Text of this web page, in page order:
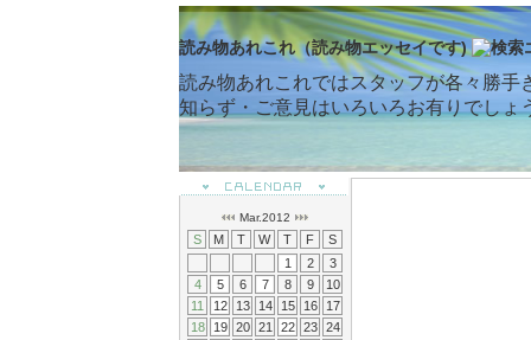
読み物あれこれ（読み物エッセイです)
読み物あれこれではスタッフが各々勝
知らず・ご意見はいろいろお有りでし
Mar.2012
S M T W T F
S
1
2
3
4
5 6 7 8 9
10
11
12 13 14 15 16
17
18
19 20 21 22 23
24